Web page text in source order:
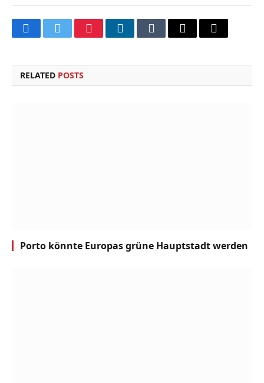
FacebookTwitterPinterestLinkedInTumblrEmail
Copy
RELATED POSTS
Porto könnte Europas grüne Hauptstadt werden